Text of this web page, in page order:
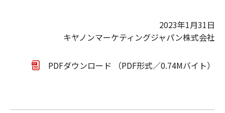
2023年1月31日
キヤノンマーケティングジャパン株式会社
PDFダウンロード （PDF形式／0.74Mバイト）